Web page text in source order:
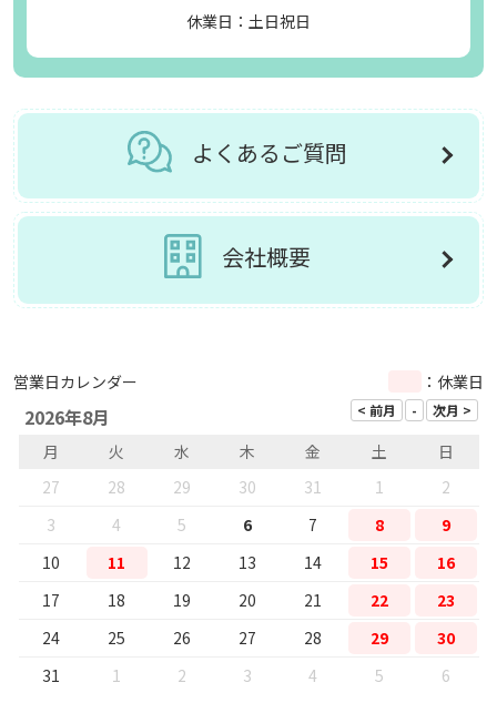
休業日：土日祝日
よくあるご質問
会社概要
営業日カレンダー ：休業日
2026年8月
月 火 水 木 金 土
日
27
28 29 30 31 1
2
3
4 5 6 7 8
9
10
11 12 13 14 15
16
17
18 19 20 21 22
23
24
25 26 27 28 29
30
31
1 2 3 4 5 6